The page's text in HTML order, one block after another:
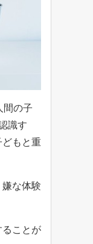
間の子
識す
どもと重
な体験
ることが